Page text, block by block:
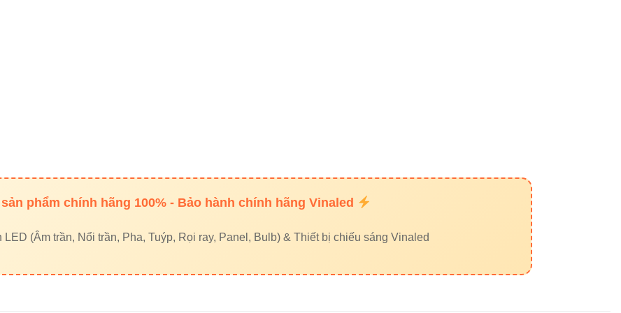
phẩm chính hãng 100% - Bảo hành chính hãng Vinaled
(Âm trần, Nổi trần, Pha, Tuýp, Rọi ray, Panel, Bulb) & Thiết bị chiếu sáng Vinaled